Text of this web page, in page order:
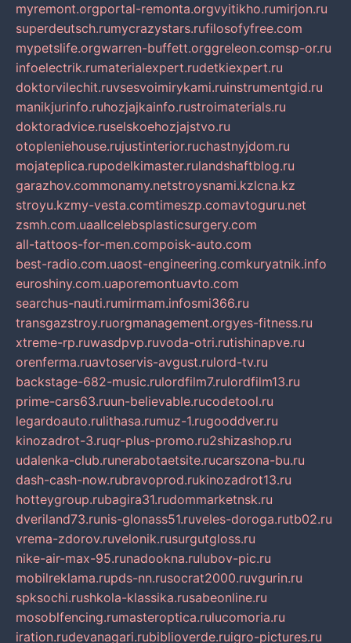
myremont.orgportal-remonta.orgvyitikho.rumirjon.ru
superdeutsch.rumycrazystars.rufilosofyfree.com
mypetslife.orgwarren-buffett.orggreleon.comsp-or.ru
infoelectrik.rumaterialexpert.rudetkiexpert.ru
doktorvilechit.ruvsesvoimirykami.ruinstrumentgid.ru
manikjurinfo.ruhozjajkainfo.rustroimaterials.ru
doktoradvice.ruselskoehozjajstvo.ru
otopleniehouse.rujustinterior.ruchastnyjdom.ru
mojateplica.rupodelkimaster.rulandshaftblog.ru
garazhov.commonamy.netstroysnami.kzlcna.kz
stroyu.kzmy-vesta.comtimeszp.comavtoguru.net
zsmh.com.uaallcelebsplasticsurgery.com
all-tattoos-for-men.compoisk-auto.com
best-radio.com.uaost-engineering.comkuryatnik.info
euroshiny.com.uaporemontuavto.com
searchus-nauti.rumirmam.infosmi366.ru
transgazstroy.ruorgmanagement.orgyes-fitness.ru
xtreme-rp.ruwasdpvp.ruvoda-otri.rutishinapve.ru
orenferma.ruavtoservis-avgust.rulord-tv.ru
backstage-682-music.rulordfilm7.rulordfilm13.ru
prime-cars63.ruun-believable.rucodetool.ru
legardoauto.rulithasa.rumuz-1.rugooddver.ru
kinozadrot-3.ruqr-plus-promo.ru2shizashop.ru
udalenka-club.runerabotaetsite.rucarszona-bu.ru
dash-cash-now.rubravoprod.rukinozadrot13.ru
hotteygroup.rubagira31.rudommarketnsk.ru
dveriland73.runis-glonass51.ruveles-doroga.rutb02.ru
vrema-zdorov.ruvelonik.rusurgutgloss.ru
nike-air-max-95.runadookna.rulubov-pic.ru
mobilreklama.rupds-nn.rusocrat2000.ruvgurin.ru
spksochi.rushkola-klassika.rusabeonline.ru
mosoblfencing.rumasteroptica.rulucomoria.ru
iration.rudevanagari.rubiblioverde.ruigro-pictures.ru